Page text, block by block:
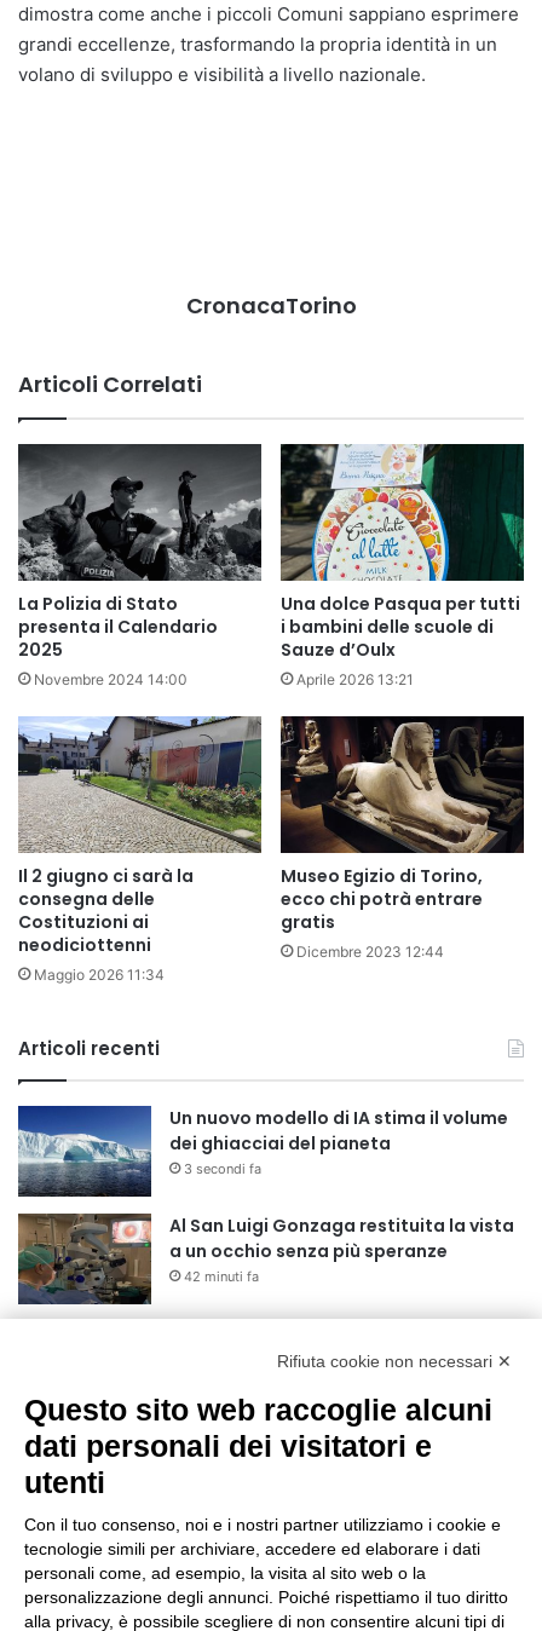
dimostra come anche i piccoli Comuni sappiano esprimere
grandi eccellenze, trasformando la propria identità in un
volano di sviluppo e visibilità a livello nazionale.
CronacaTorino
Articoli Correlati
La Polizia di Stato
presenta il Calendario
2025
Novembre 2024 14:00
Una dolce Pasqua per tutti
i bambini delle scuole di
Sauze d’Oulx
Aprile 2026 13:21
Il 2 giugno ci sarà la
consegna delle
Costituzioni ai
neodiciottenni
Maggio 2026 11:34
Museo Egizio di Torino,
ecco chi potrà entrare
gratis
Dicembre 2023 12:44
Articoli recenti
Un nuovo modello di IA stima il volume
dei ghiacciai del pianeta
3 secondi fa
Al San Luigi Gonzaga restituita la vista
a un occhio senza più speranze
42 minuti fa
quindici con Britte Stuut
BEA Chieri Leopardi 3×3, una stagione
15 ore fa
BEA Chieri: capitan Drame ancora in
Arancione!
16 ore fa
Rifiuta cookie non necessari ✕
Questo sito web raccoglie alcuni
dati personali dei visitatori e
utenti
Con il tuo consenso, noi e i nostri partner utilizziamo i cookie e
tecnologie simili per archiviare, accedere ed elaborare i dati
personali come, ad esempio, la visita al sito web o la
personalizzazione degli annunci. Poiché rispettiamo il tuo diritto
alla privacy, è possibile scegliere di non consentire alcuni tipi di